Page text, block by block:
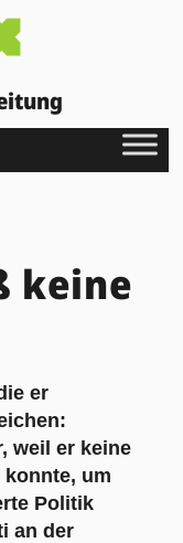
keine
er
weil er keine
um
Politik
an der